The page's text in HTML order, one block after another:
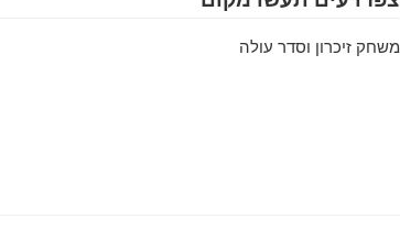
משחק זיכרון וסדר עולה